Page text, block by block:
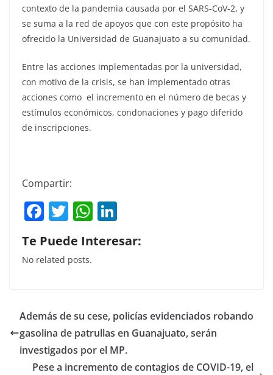
contexto de la pandemia causada por el SARS-CoV-2, y
se suma a la red de apoyos que con este propósito ha
ofrecido la Universidad de Guanajuato a su comunidad.
Entre las acciones implementadas por la universidad,
con motivo de la crisis, se han implementado otras
acciones como el incremento en el número de becas y
estímulos económicos, condonaciones y pago diferido
de inscripciones.
Compartir:
F
a
c
e
o
o
k
T
w
itt
er
W
h
at
p
p
k
n
Te Puede Interesar:
No related posts.
Además de su cese, policías evidenciados robando
gasolina de patrullas en Guanajuato, serán
investigados por el MP.
Pese a incremento de contagios de COVID-19, el